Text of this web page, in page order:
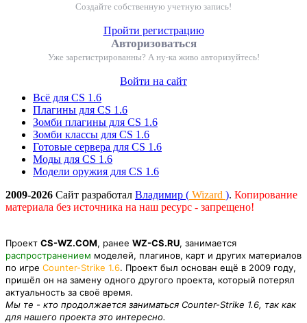
Создайте собственную учетную запись!
Пройти регистрацию
Авторизоваться
Уже зарегистрированны? А ну-ка живо авторизуйтесь!
Войти на сайт
Всё для CS 1.6
Плагины для CS 1.6
Зомби плагины для CS 1.6
Зомби классы для CS 1.6
Готовые сервера для CS 1.6
Моды для CS 1.6
Модели оружия для CS 1.6
2009-2026 Сайт разработал Владимир ( Wizard ). Копирование
материала без источника на наш ресурс - запрещено!
Проект CS-WZ.COM, ранее WZ-CS.RU, занимается
распространением моделей, плагинов, карт и других материалов
по игре Counter-Strike 1.6. Проект был основан ещё в 2009 году,
пришёл он на замену одного другого проекта, который потерял
актуальность за своё время.
Мы те - кто продолжается заниматься Counter-Strike 1.6, так как
для нашего проекта это интересно.